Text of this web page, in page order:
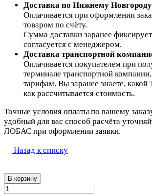
Доставка по Нижнему
Оплачивается при оформлении
товаром по счёту.
Сумма доставки заранее
согласуется с менеджером.
Доставка транспортной
Оплачивается покупателем при
терминале транспортной компании,
тарифам. Вы заранее знаете, какой
как рассчитывается стоимость.
Точные условия оплаты по вашему
удобный для вас способ расчёта
ЛОБАС при оформлении заявки.
Назад к списку
В корзину